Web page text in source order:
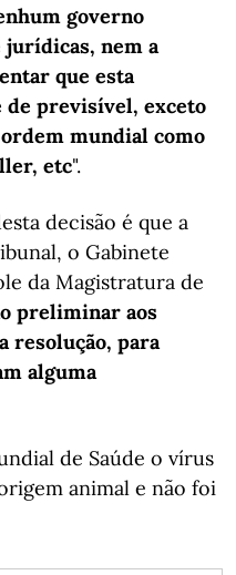
governo
jurídicas, nem a
que esta
de previsível, exceto
mundial como
etc".
decisão é que a
o Gabinete
da Magistratura de
preliminar aos
resolução, para
alguma
de Saúde o vírus
animal e não foi